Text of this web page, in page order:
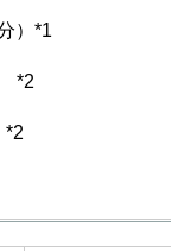
）*1
*2